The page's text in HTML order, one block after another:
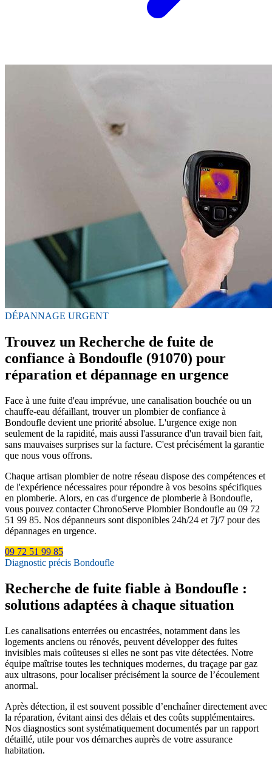
DÉPANNAGE URGENT
Trouvez un Recherche de fuite de
confiance à Bondoufle (91070) pour
réparation et dépannage en urgence
Face à une fuite d'eau imprévue, une canalisation bouchée ou un
chauffe-eau défaillant, trouver un plombier de confiance à
Bondoufle devient une priorité absolue. L'urgence exige non
seulement de la rapidité, mais aussi l'assurance d'un travail bien fait,
sans mauvaises surprises sur la facture. C'est précisément la garantie
que nous vous offrons.
Chaque artisan plombier de notre réseau dispose des compétences et
de l'expérience nécessaires pour répondre à vos besoins spécifiques
en plomberie. Alors, en cas d'urgence de plomberie à Bondoufle,
vous pouvez contacter ChronoServe Plombier Bondoufle au 09 72
51 99 85. Nos dépanneurs sont disponibles 24h/24 et 7j/7 pour des
dépannages en urgence.
09 72 51 99 85
Diagnostic précis Bondoufle
Recherche de fuite fiable à Bondoufle :
solutions adaptées à chaque situation
Les canalisations enterrées ou encastrées, notamment dans les
logements anciens ou rénovés, peuvent développer des fuites
invisibles mais coûteuses si elles ne sont pas vite détectées. Notre
équipe maîtrise toutes les techniques modernes, du traçage par gaz
aux ultrasons, pour localiser précisément la source de l’écoulement
anormal.
Après détection, il est souvent possible d’enchaîner directement avec
la réparation, évitant ainsi des délais et des coûts supplémentaires.
Nos diagnostics sont systématiquement documentés par un rapport
détaillé, utile pour vos démarches auprès de votre assurance
habitation.